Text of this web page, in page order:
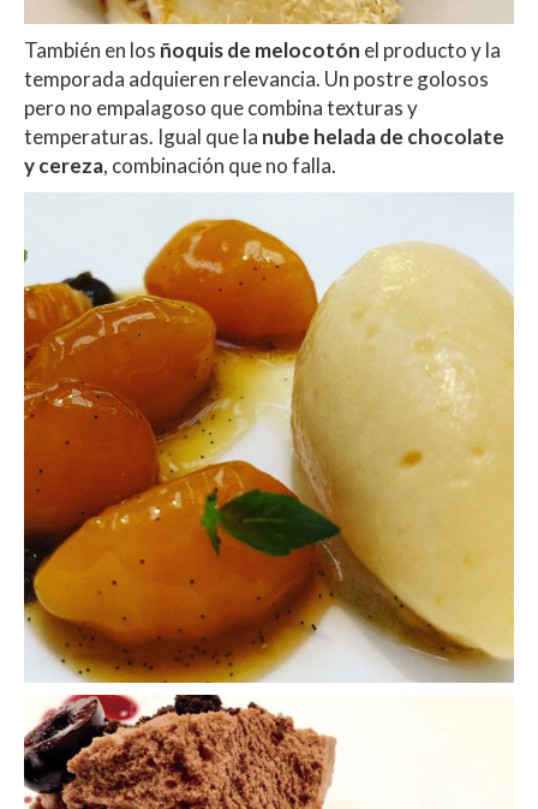
También en los ñoquis de melocotón el producto y la
temporada adquieren relevancia. Un postre golosos
pero no empalagoso que combina texturas y
temperaturas. Igual que la nube helada de chocolate
y cereza, combinación que no falla.